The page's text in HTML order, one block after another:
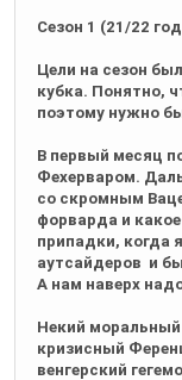
Сезон 1 (21/22
Цели на сезон
кубка. Понятно,
поэтому нужно
В первый месяц
Фехерваром.
со скромным
форварда и
припадки, когда
аутсайдеров и
А нам наверх
Некий моральный
кризисный
венгерский